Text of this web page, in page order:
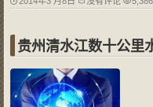
是
贵州清水江数十公里